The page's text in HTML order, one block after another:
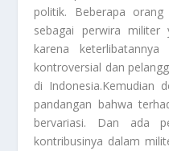
politik. Beberapa
sebagai perwira militer
karena
kontroversial dan
di Indonesia.Kemudian
pandangan bahwa
bervariasi. Dan ada
kontribusinya dalam